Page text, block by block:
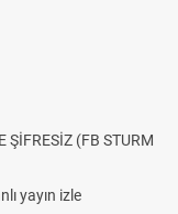
ŞİFRESİZ (FB STURM
yayın izle